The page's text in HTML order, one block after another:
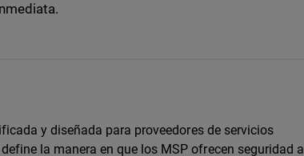
y diseñada para proveedores de servicios
la manera en que los MSP ofrecen seguridad a